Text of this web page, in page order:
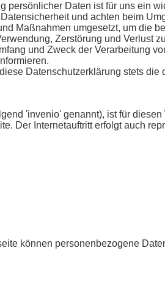
persönlicher Daten ist für uns ein
und achten beim
Maßnahmen umgesetzt, um die
Zerstörung und Verlust
und Zweck der Verarbeitung
Datenschutzerklärung stets
'invenio' genannt), ist für
Der Internetauftritt erfolgt auch
können personenbezogene